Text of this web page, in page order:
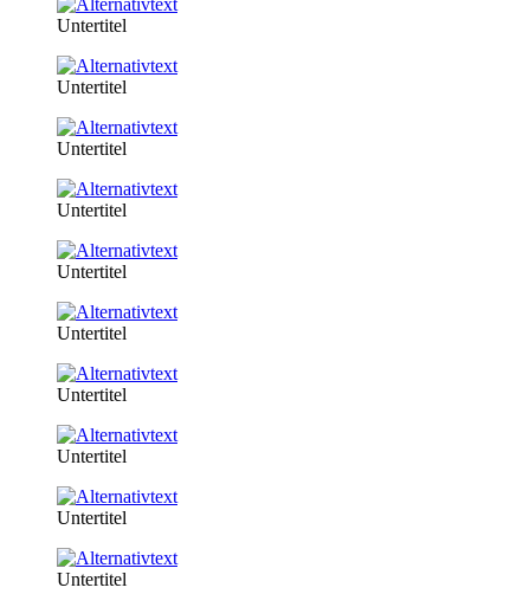
Untertitel
Untertitel
Untertitel
Untertitel
Untertitel
Untertitel
Untertitel
Untertitel
Untertitel
Untertitel